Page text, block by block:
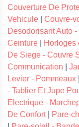
Couverture De
Vehicule
Couvre-
Desodorisant Auto
Ceinture
Horloges
De Siege - Couvre
Communication
Levier - Pommeaux
- Tablier Et Jupe
Electrique -
De Confort|
Pare-